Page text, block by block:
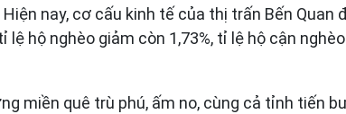
nay, cơ cấu kinh tế của thị trấn Bến Quan
hộ nghèo giảm còn 1,73%, tỉ lệ hộ cận
miền quê trù phú, ấm no, cùng cả tỉnh tiến